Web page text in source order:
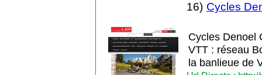
16) Cycles
Cycles Denoel
VTT : réseau
la banlieue de